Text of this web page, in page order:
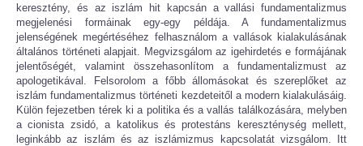
keresztény, és az iszlám hit kapcsán a vallási fundamentalizmus
megjelenési formáinak egy-egy példája. A fundamentalizmus
jelenségének megértéséhez felhasználom a vallások kialakulásának
általános történeti alapjait. Megvizsgálom az igehirdetés e formájának
jelentőségét, valamint összehasonlítom a fundamentalizmust az
apologetikával. Felsorolom a főbb állomásokat és szereplőket az
iszlám fundamentalizmus történeti kezdeteitől a modern kialakulásáig.
Külön fejezetben térek ki a politika és a vallás találkozására, melyben
a cionista zsidó, a katolikus és protestáns kereszténység mellett,
leginkább az iszlám és az iszlámizmus kapcsolatát vizsgálom. Itt